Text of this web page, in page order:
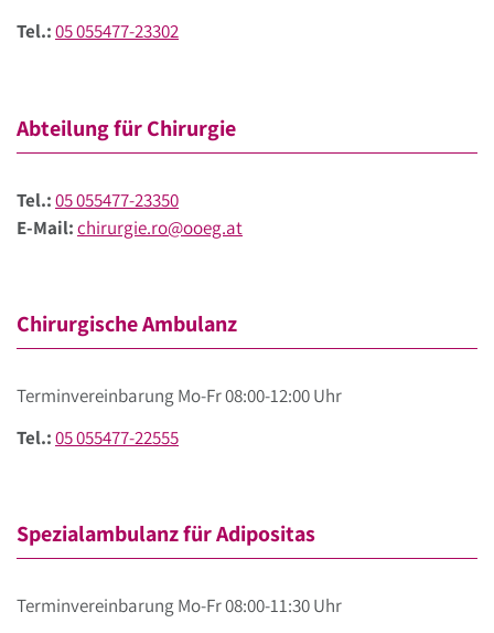
Tel.:05 055477-23302
Abteilung für Chirurgie
Tel.:05 055477-23350
E-Mail:chirurgie.ro@ooeg.at
Chirurgische Ambulanz
Terminvereinbarung Mo-Fr 08:00-12:00 Uhr
Tel.:05 055477-22555
Spezialambulanz für Adipositas
Terminvereinbarung Mo-Fr 08:00-11:30 Uhr